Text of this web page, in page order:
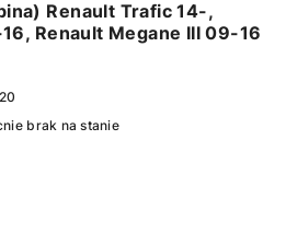
Renault Trafic 14-,
Renault Megane III 09-16
brak na stanie